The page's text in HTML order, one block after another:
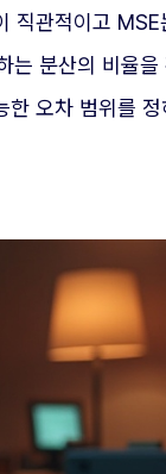
관적이고 MSE
분산의 비율을
오차 범위를